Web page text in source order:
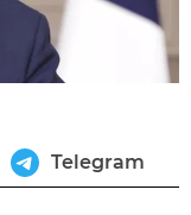
Telegram